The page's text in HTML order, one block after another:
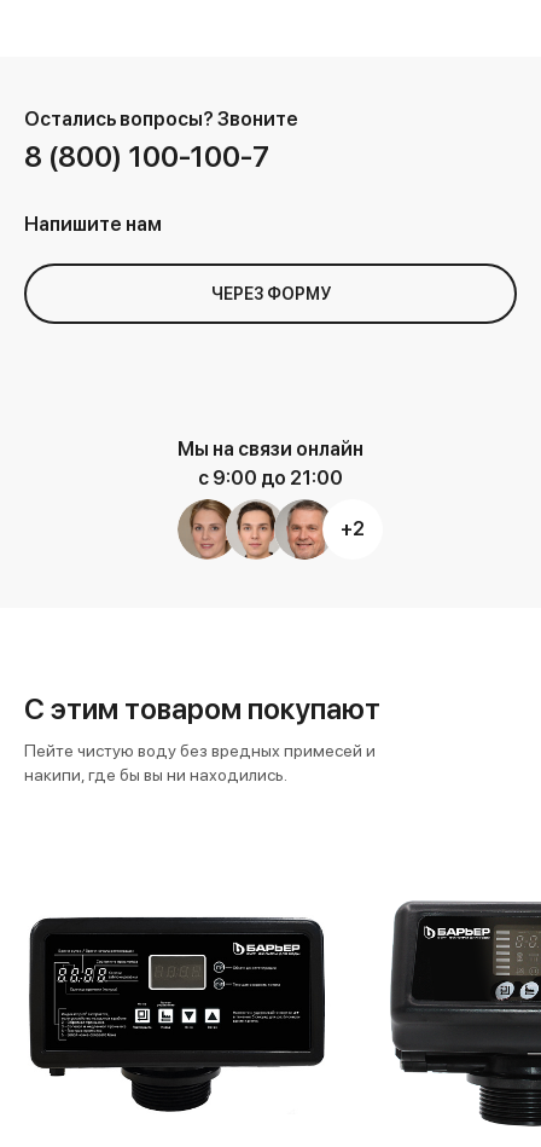
Остались вопросы? Звоните
8 (800) 100-100-7
Напишите нам
ЧЕРЕЗ ФОРМУ
Мы на связи онлайн
с 9:00 до 21:00
+2
С этим товаром покупают
Пейте чистую воду без вредных примесей и
накипи, где бы вы ни находились.